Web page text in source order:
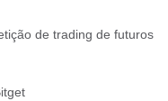
de trading de futuros